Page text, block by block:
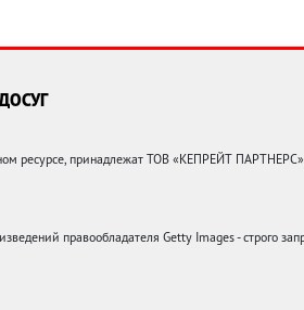
ресурсе, принадлежат ТОВ «КЕПРЕЙТ
правообладателя Getty Images - строго